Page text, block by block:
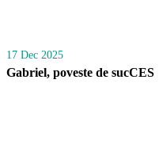
17 Dec 2025
Gabriel, poveste de sucCES